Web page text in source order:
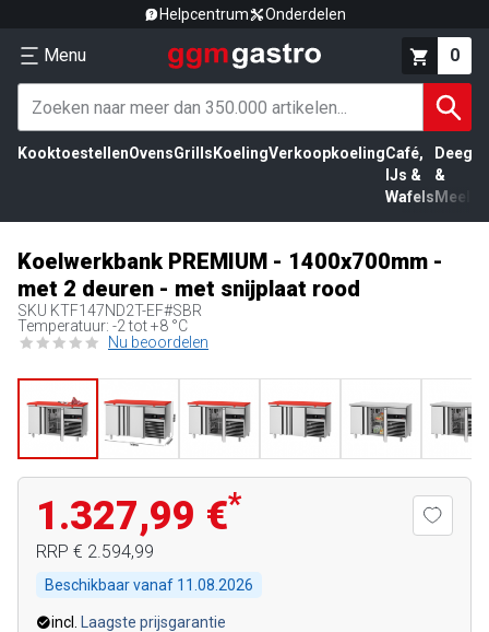
Helpcentrum Onderdelen
Menu 0
KooktoestellenOvensGrills KoelingVerkoopkoelingCafé,
IJs &
Wafels
Deeg
&
Meel
Koelwerkbank PREMIUM - 1400x700mm -
met 2 deuren - met snijplaat rood
SKU KTF147ND2T-EF#SBR
Temperatuur: -2 tot +8 °C
Nu beoordelen
1.327,99 €*
RRP € 2.594,99
Beschikbaar vanaf 11.08.2026
incl.
Laagste prijsgarantie